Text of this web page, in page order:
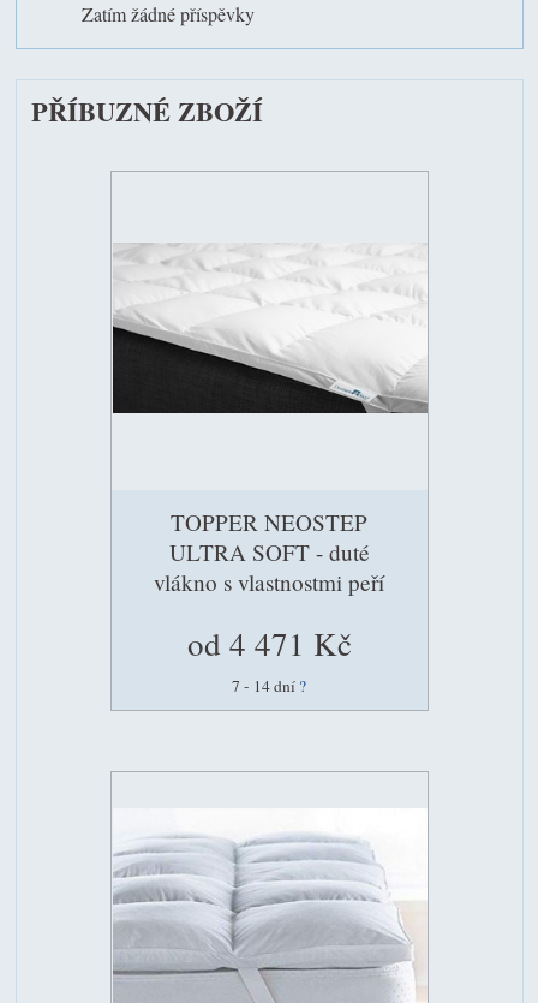
Zatím žádné příspěvky
PŘÍBUZNÉ ZBOŽÍ
TOPPER NEOSTEP
ULTRA SOFT - duté
vlákno s vlastnostmi peří
od 4 471 Kč
7 - 14 dní ?